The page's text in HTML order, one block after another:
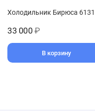
Холодильник Бирюса 6131
33 000 ₽
В корзину